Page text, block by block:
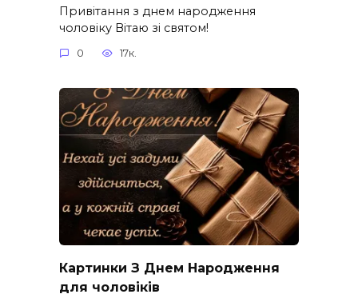
Привітання з днем народження
чоловіку Вітаю зі святом!
0 17к.
Картинки З Днем Народження
для чоловіків​